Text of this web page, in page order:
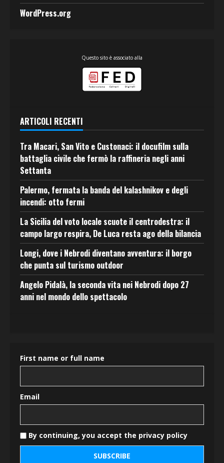
WordPress.org
Questo sito è associato alla
ARTICOLI RECENTI
Tra Macari, San Vito e Custonaci: il docufilm sulla
battaglia civile che fermò la raffineria negli anni
Settanta
Palermo, fermata la banda del kalashnikov e degli
incendi: otto fermi
La Sicilia del voto locale scuote il centrodestra: il
campo largo respira, De Luca resta ago della bilancia
Longi, dove i Nebrodi diventano avventura: il borgo
che punta sul turismo outdoor
Angelo Pidalà, la seconda vita nei Nebrodi dopo 27
anni nel mondo dello spettacolo
First name or full name
Email
By continuing, you accept the privacy policy